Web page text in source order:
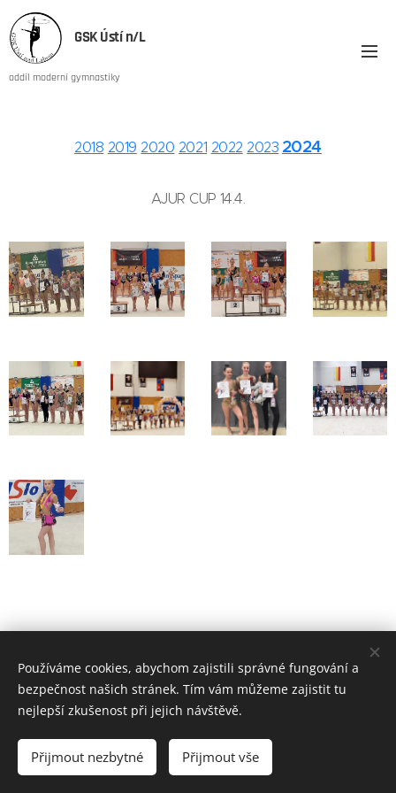
GSK Ústí n/L
oddíl moderní gymnastiky
2018 2019 2020 2021 2022 2023 2024
AJUR CUP 14.4.
FACEBOOK INSTAGRAM ČSMG
Používáme cookies, abychom zajistili správné fungování a
bezpečnost našich stránek. Tím vám můžeme zajistit tu
nejlepší zkušenost při jejich návštěvě.
Přijmout nezbytné Přijmout vše